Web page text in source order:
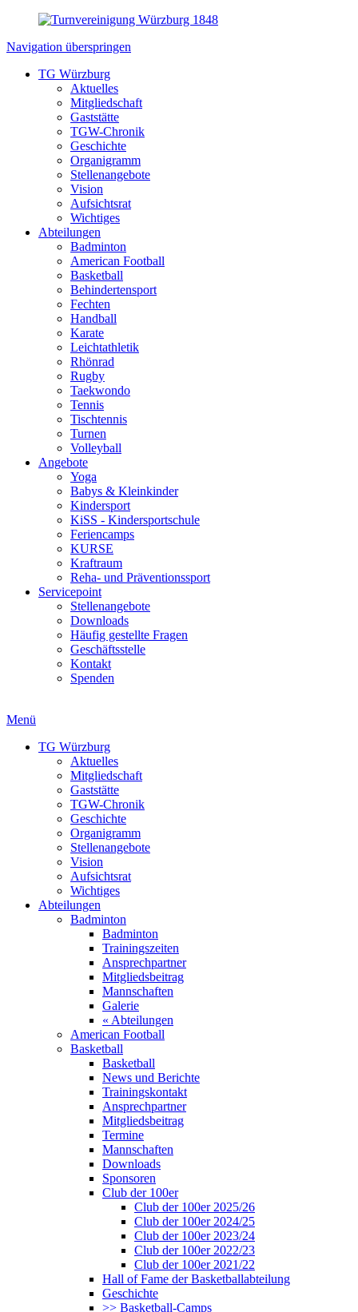
Navigation überspringen
TG Würzburg
Aktuelles
Mitgliedschaft
Gaststätte
TGW-Chronik
Geschichte
Organigramm
Stellenangebote
Vision
Aufsichtsrat
Wichtiges
Abteilungen
Badminton
American Football
Basketball
Behindertensport
Fechten
Handball
Karate
Leichtathletik
Rhönrad
Rugby
Taekwondo
Tennis
Tischtennis
Turnen
Volleyball
Angebote
Yoga
Babys & Kleinkinder
Kindersport
KiSS - Kindersportschule
Feriencamps
KURSE
Kraftraum
Reha- und Präventionssport
Servicepoint
Stellenangebote
Downloads
Häufig gestellte Fragen
Geschäftsstelle
Kontakt
Spenden
Menü
TG Würzburg
Aktuelles
Mitgliedschaft
Gaststätte
TGW-Chronik
Geschichte
Organigramm
Stellenangebote
Vision
Aufsichtsrat
Wichtiges
Abteilungen
Badminton
Badminton
Trainingszeiten
Ansprechpartner
Mitgliedsbeitrag
Mannschaften
Galerie
« Abteilungen
American Football
Basketball
Basketball
News und Berichte
Trainingskontakt
Ansprechpartner
Mitgliedsbeitrag
Termine
Mannschaften
Downloads
Sponsoren
Club der 100er
Club der 100er 2025/26
Club der 100er 2024/25
Club der 100er 2023/24
Club der 100er 2022/23
Club der 100er 2021/22
Hall of Fame der Basketballabteilung
Geschichte
>> Basketball-Camps